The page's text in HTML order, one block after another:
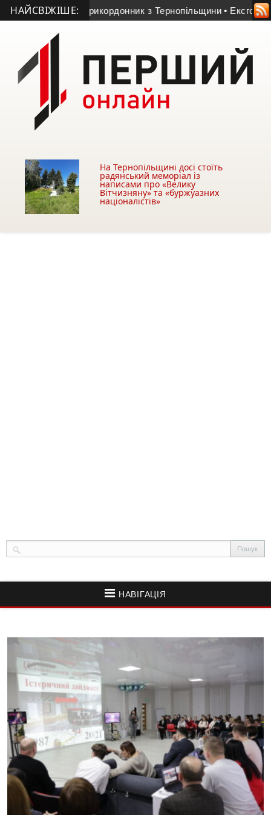
НАЙСВІЖІШЕ:
23-річний прикордонник з Тернопільщини • Ексголкіпер
На Тернопільщині досі стоїть
радянський меморіал із
написами про «Велику
Вітчизняну» та «буржуазних
націоналістів»
НАВІГАЦІЯ